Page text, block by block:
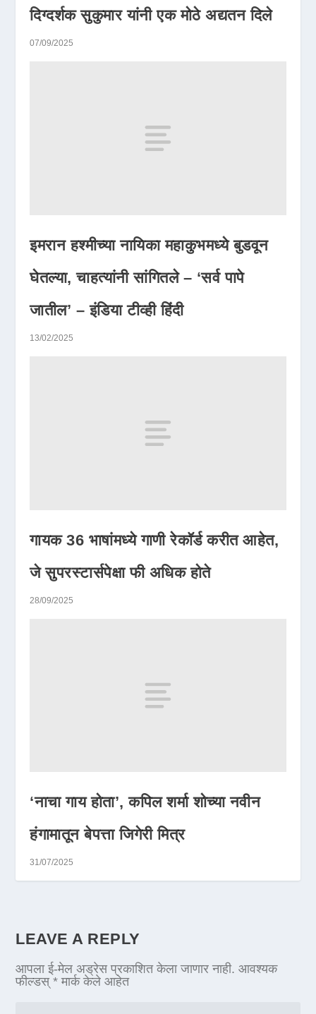
दिग्दर्शक सुकुमार यांनी एक मोठे अद्यतन दिले
07/09/2025
इमरान हश्मीच्या नायिका महाकुभमध्ये बुडवून
घेतल्या, चाहत्यांनी सांगितले – ‘सर्व पापे
जातील’ – इंडिया टीव्ही हिंदी
13/02/2025
गायक 36 भाषांमध्ये गाणी रेकॉर्ड करीत आहेत,
जे सुपरस्टार्सपेक्षा फी अधिक होते
28/09/2025
‘नाचा गाय होता’, कपिल शर्मा शोच्या नवीन
हंगामातून बेपत्ता जिगेरी मित्र
31/07/2025
LEAVE A REPLY
आपला ई-मेल अड्रेस प्रकाशित केला जाणार नाही. आवश्यक
फील्डस्* मार्क केले आहेत